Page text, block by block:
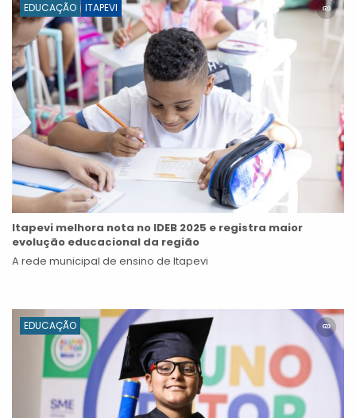
EDUCAÇÃO ITAPEVI
Itapevi melhora nota no IDEB 2025 e registra maior
evolução educacional da região
A rede municipal de ensino de Itapevi
EDUCAÇÃO